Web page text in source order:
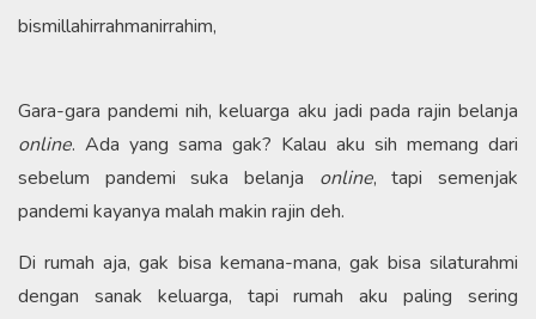
bismillahirrahmanirrahim,
Gara-gara pandemi nih, keluarga aku jadi pada rajin belanja
online. Ada yang sama gak? Kalau aku sih memang dari
sebelum pandemi suka belanja online, tapi semenjak
pandemi kayanya malah makin rajin deh.
Di rumah aja, gak bisa kemana-mana, gak bisa silaturahmi
dengan sanak keluarga, tapi rumah aku paling sering